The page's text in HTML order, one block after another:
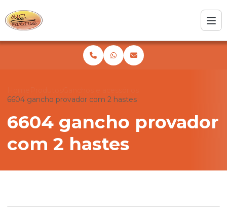
6604 gancho provador com 2 hastes
6604 gancho provador
com 2 hastes